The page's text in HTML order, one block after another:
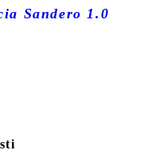
Sandero 1.0